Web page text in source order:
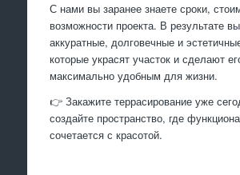
С нами вы заранее знаете сроки,
возможности проекта. В результате
аккуратные, долговечные и
которые украсят участок и сделают
максимально удобным для жизни.
👉 Закажите террасирование уже
создайте пространство, где
сочетается с красотой.